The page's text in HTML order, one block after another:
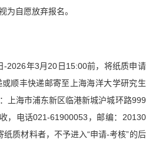
为自愿放弃报名。
-2026年3月20日15:00前，将纸质申请
顺丰快递邮寄至上海海洋大学研究生
上海市浦东新区临港新城沪城环路999
，电话021-61900053，邮编：20130
质材料者，不予进入“申请-考核”的后